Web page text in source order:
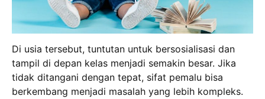
Di usia tersebut, tuntutan untuk bersosialisasi dan
tampil di depan kelas menjadi semakin besar. Jika
tidak ditangani dengan tepat, sifat pemalu bisa
berkembang menjadi masalah yang lebih kompleks.